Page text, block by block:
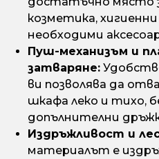
козметика,
необходими
Пуш-механизъм и
затваряне:
ви позволява да
шкафа леко и тихо,
допълнителни
Издръжливост и
материалът е